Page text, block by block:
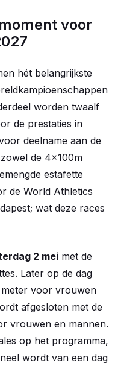
voor
hét belangrijkste
worden twaalf
de prestaties in
deelname aan de
de 4x100m
estafette
de World Athletics
wat deze races
2 mei met de
Later op de dag
voor vrouwen
afgesloten met de
vrouwen en mannen.
op het programma,
wordt van een dag